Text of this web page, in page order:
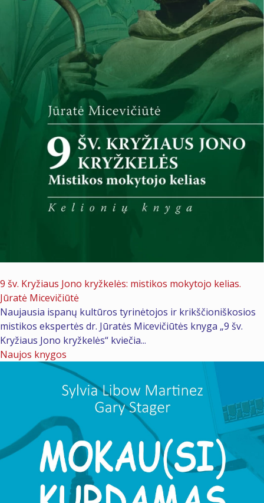
9 šv. Kryžiaus Jono kryžkelės: mistikos mokytojo kelias.
Jūratė Micevičiūtė
Naujausia ispanų kultūros tyrinėtojos ir krikščioniškosios
mistikos ekspertės dr. Jūratės Micevičiūtės knyga „9 šv.
Kryžiaus Jono kryžkelės“ kviečia...
Naujos knygos